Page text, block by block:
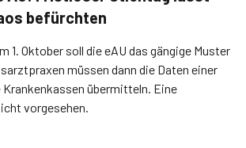
befürchten
1. Oktober soll die eAU das gängige Muster
müssen dann die Daten einer
Krankenkassen übermitteln. Eine
vorgesehen.